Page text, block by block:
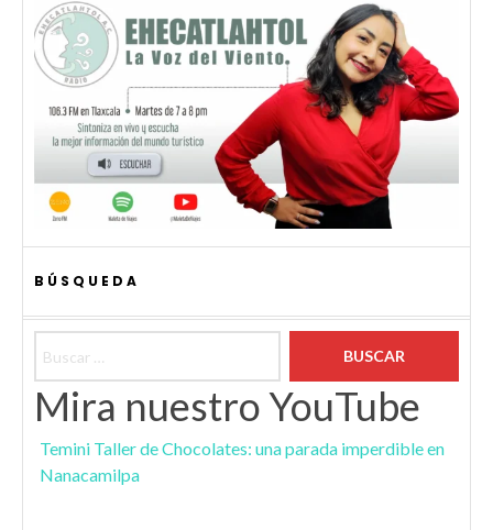
BÚSQUEDA
Mira nuestro YouTube
Temini Taller de Chocolates: una parada imperdible en
Nanacamilpa